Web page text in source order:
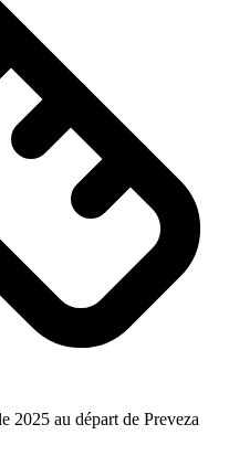
2025 au départ de Preveza